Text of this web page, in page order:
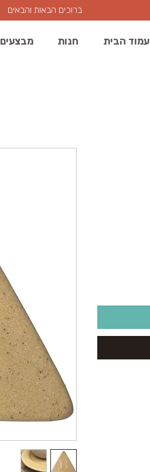
עמוד הבית חנות מבצעים
ברוכים הבאות והבאים